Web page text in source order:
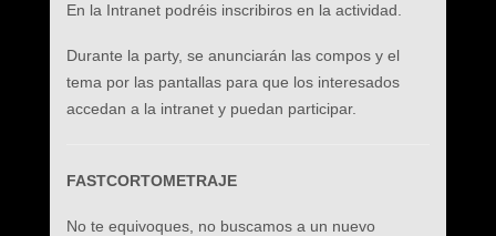
En la Intranet podréis inscribiros en la actividad.
Durante la party, se anunciarán las compos y el
tema por las pantallas para que los interesados
accedan a la intranet y puedan participar.
FASTCORTOMETRAJE
No te equivoques, no buscamos a un nuevo